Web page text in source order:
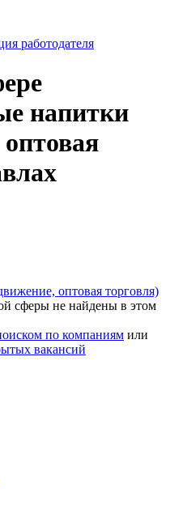
работодателя
напитки
оптовая торговля)
сферы не найдены в этом
по компаниям или
вакансий